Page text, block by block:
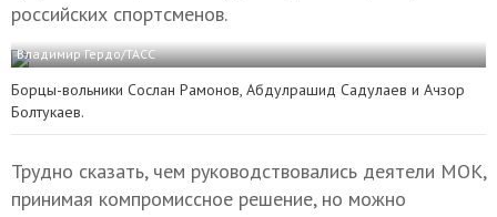
российских спортсменов.
Владимир Гердо/ТАСС
Борцы-вольники Сослан Рамонов, Абдулрашид Садулаев и Анзор
Болтукаев.
Трудно сказать, чем руководствовались деятели МОК,
принимая компромиссное решение, но можно